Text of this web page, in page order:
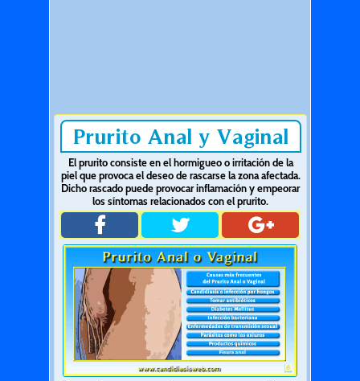
Prurito Anal y Vaginal
El prurito consiste en el hormigueo o irritación de la
piel que provoca el deseo de rascarse la zona afectada.
Dicho rascado puede provocar inflamación y empeorar
los síntomas relacionados con el prurito.